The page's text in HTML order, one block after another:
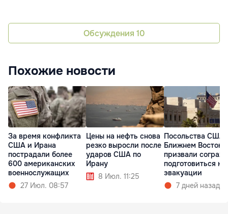
Обсуждения 10
Похожие новости
За время конфликта
США и Ирана
пострадали более
600 американских
военнослужащих
27 Июл. 08:57
Цены на нефть снова
резко выросли после
ударов США по
Ирану
8 Июл. 11:25
Посольства США
Ближнем Востоке
призвали
подготовиться к
эвакуации
7 дней назад